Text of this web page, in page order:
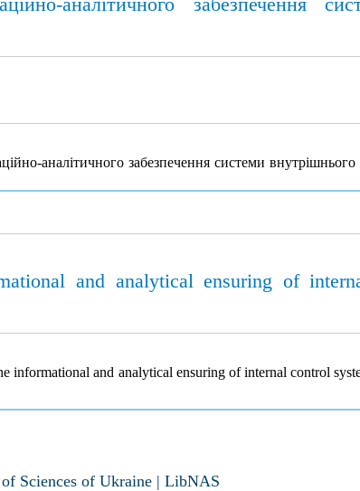
аналітичного забезпечення системи внутрішнього
and analytical ensuring of
and analytical ensuring of internal control
Sciences of Ukraine | LibNAS